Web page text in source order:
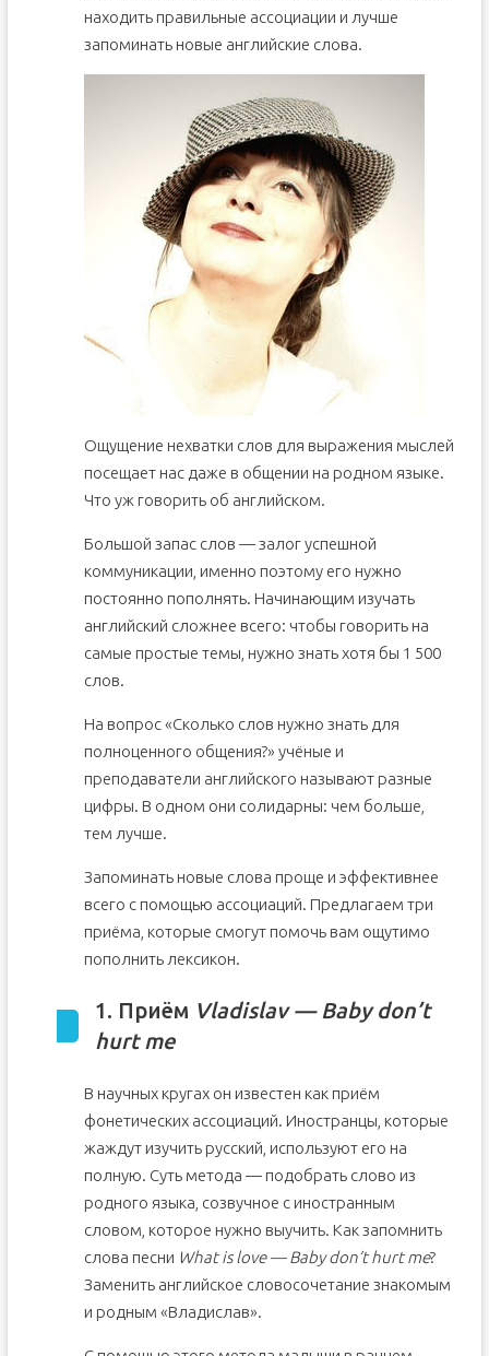
находить правильные ассоциации и лучше
запоминать новые английские слова.
Ощущение нехватки слов для выражения мыслей
посещает нас даже в общении на родном языке.
Что уж говорить об английском.
Большой запас слов — залог успешной
коммуникации, именно поэтому его нужно
постоянно пополнять. Начинающим изучать
английский сложнее всего: чтобы говорить на
самые простые темы, нужно знать хотя бы 1 500
слов.
На вопрос «Сколько слов нужно знать для
полноценного общения?» учёные и
преподаватели английского называют разные
цифры. В одном они солидарны: чем больше,
тем лучше.
Запоминать новые слова проще и эффективнее
всего с помощью ассоциаций. Предлагаем три
приёма, которые смогут помочь вам ощутимо
пополнить лексикон.
1. Приём Vladislav — Baby don’t
hurt me
В научных кругах он известен как приём
фонетических ассоциаций. Иностранцы, которые
жаждут изучить русский, используют его на
полную. Суть метода — подобрать слово из
родного языка, созвучное с иностранным
словом, которое нужно выучить. Как запомнить
слова песни What is love — Baby don’t hurt me?
Заменить английское словосочетание знакомым
и родным «Владислав».